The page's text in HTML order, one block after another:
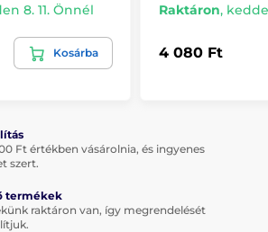
8. 11. Önnél
Kosárba
Raktáron,
4 080 Ft
Ft értékben vásárolnia, és ingyenes
szert.
termékek
raktáron van, így megrendelését